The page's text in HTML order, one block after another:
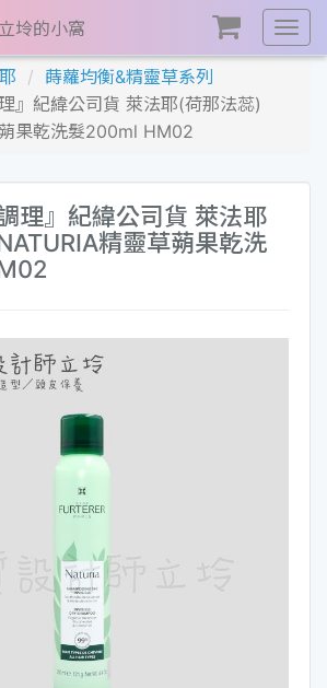
展
開
坽的小窩
蒔蘿均衡&精靈草系列
』紀緯公司貨 萊法耶(荷那法蕊)
果乾洗髮200ml HM02
理』紀緯公司貨 萊法耶
精靈草蒴果乾洗